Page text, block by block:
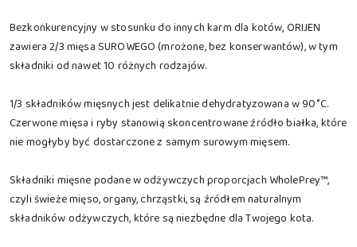
Bezkonkurencyjny w stosunku do innych karm dla kotów, ORIJEN
zawiera 2/3 mięsa SUROWEGO (mrożone, bez konserwantów), w tym
składniki od nawet 10 różnych rodzajów.
1/3 składników mięsnych jest delikatnie dehydratyzowana w 90˚C.
Czerwone mięsa i ryby stanowią skoncentrowane źródło białka, które
nie mogłyby być dostarczone z samym surowym mięsem.
Składniki mięsne podane w odżywczych proporcjach WholePrey™,
czyli świeże mięso, organy, chrząstki, są źródłem naturalnym
składników odżywczych, które są niezbędne dla Twojego kota.